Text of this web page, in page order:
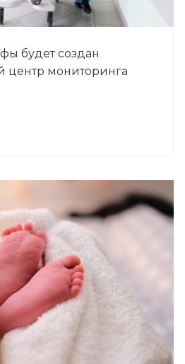
будет создан
центр мониторинга